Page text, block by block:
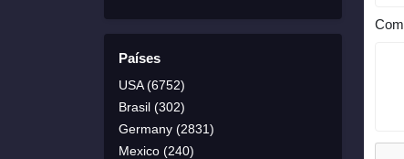
Países
USA (6752)
Brasil (302)
Germany (2831)
Mexico (240)